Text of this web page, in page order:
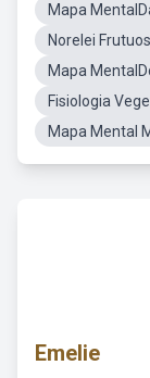
Mapa
Norelei
Mapa
Fisiologia
Mapa Mental
Emelie